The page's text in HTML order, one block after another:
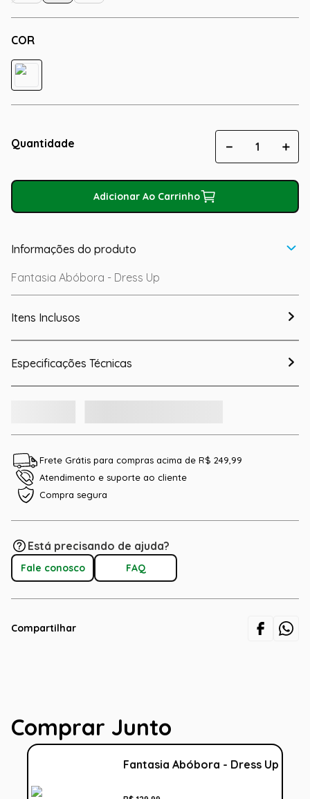
COR
Quantidade ＋
－
Adicionar Ao Carrinho
Informações do produto
Fantasia Abóbora - Dress Up
Itens Inclusos
Especificações Técnicas
Frete Grátis para compras acima de R$ 249,99
Atendimento e suporte ao cliente
Compra segura
Está precisando de ajuda?
Fale conosco FAQ
Compartilhar
Comprar Junto
Fantasia Abóbora - Dress Up